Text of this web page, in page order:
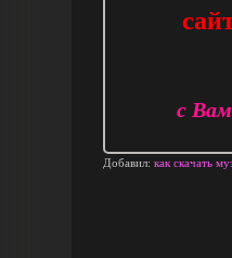
с
Добавил: как скачать